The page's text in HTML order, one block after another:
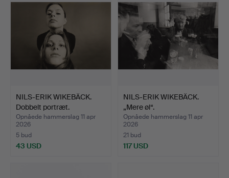
NILS-ERIK WIKEBÄCK.
Dobbelt portræt.
Opnåede hammerslag 11 apr
2026
5 bud
43 USD
NILS-ERIK WIKEBÄCK.
„Mere øl“.
Opnåede hammerslag 11 apr
2026
21 bud
117 USD